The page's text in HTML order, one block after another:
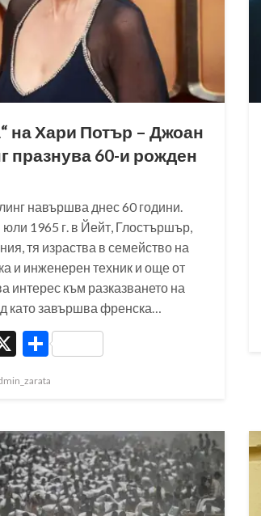
на Хари Потър – Джоан
празнува 60-и рожден
навършва днес 60 години.
1965 г. в Йейт, Глостършър,
тя израства в семейство на
и инженерен техник и още от
интерес към разказването на
като завършва френска…
X Share